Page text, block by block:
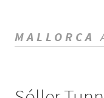
MALLORCA